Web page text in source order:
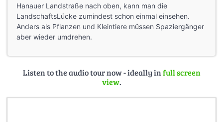
Hanauer Landstraße nach oben, kann man die
LandschaftsLücke zumindest schon einmal einsehen.
Anders als Pflanzen und Kleintiere müssen Spaziergänger
aber wieder umdrehen.
Listen to the audio tour now - ideally infull screen
view.